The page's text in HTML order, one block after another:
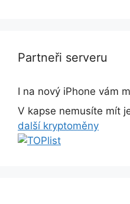
Partneři serveru
I na nový iPhone vám
V kapse nemusíte mít
další kryptoměny